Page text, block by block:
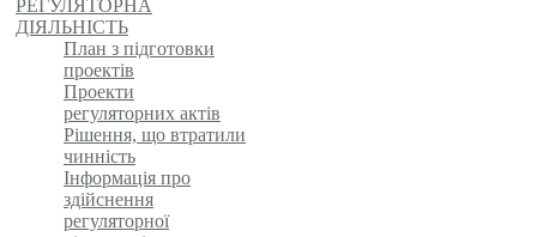
РЕГУЛЯТОРНА
ДІЯЛЬНІСТЬ
План з підготовки
проектів
Проекти
регуляторних актів
Рішення, що втратили
чинність
Інформація про
здійснення
регуляторної